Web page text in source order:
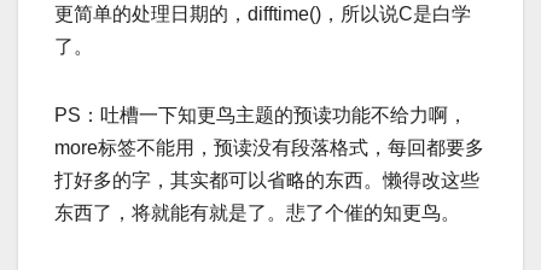
更简单的处理日期的，difftime()，所以说C是白学
了。
PS：吐槽一下知更鸟主题的预读功能不给力啊，
more标签不能用，预读没有段落格式，每回都要多
打好多的字，其实都可以省略的东西。懒得改这些
东西了，将就能有就是了。悲了个催的知更鸟。